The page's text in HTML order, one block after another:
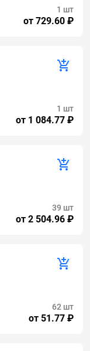
от 729.60 ₽
1 шт
от 1 084.77 ₽
1 шт
от 2 504.96 ₽
39 шт
от 51.77 ₽
62 шт